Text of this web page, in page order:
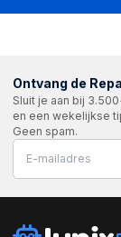
Ontvang de
Sluit je aan bij
en een wekelijkse
Geen spam.